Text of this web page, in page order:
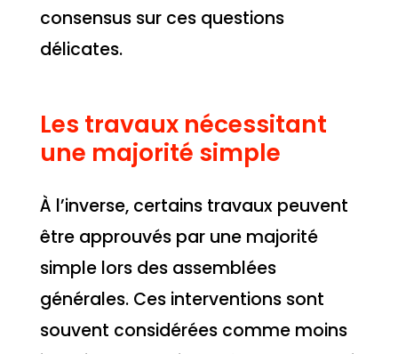
consensus sur ces questions
délicates.
Les travaux nécessitant
une majorité simple
À l’inverse, certains travaux peuvent
être approuvés par une majorité
simple lors des assemblées
générales. Ces interventions sont
souvent considérées comme moins